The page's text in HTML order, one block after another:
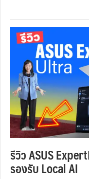
รีวิว ASUS
รองรับ Local AI